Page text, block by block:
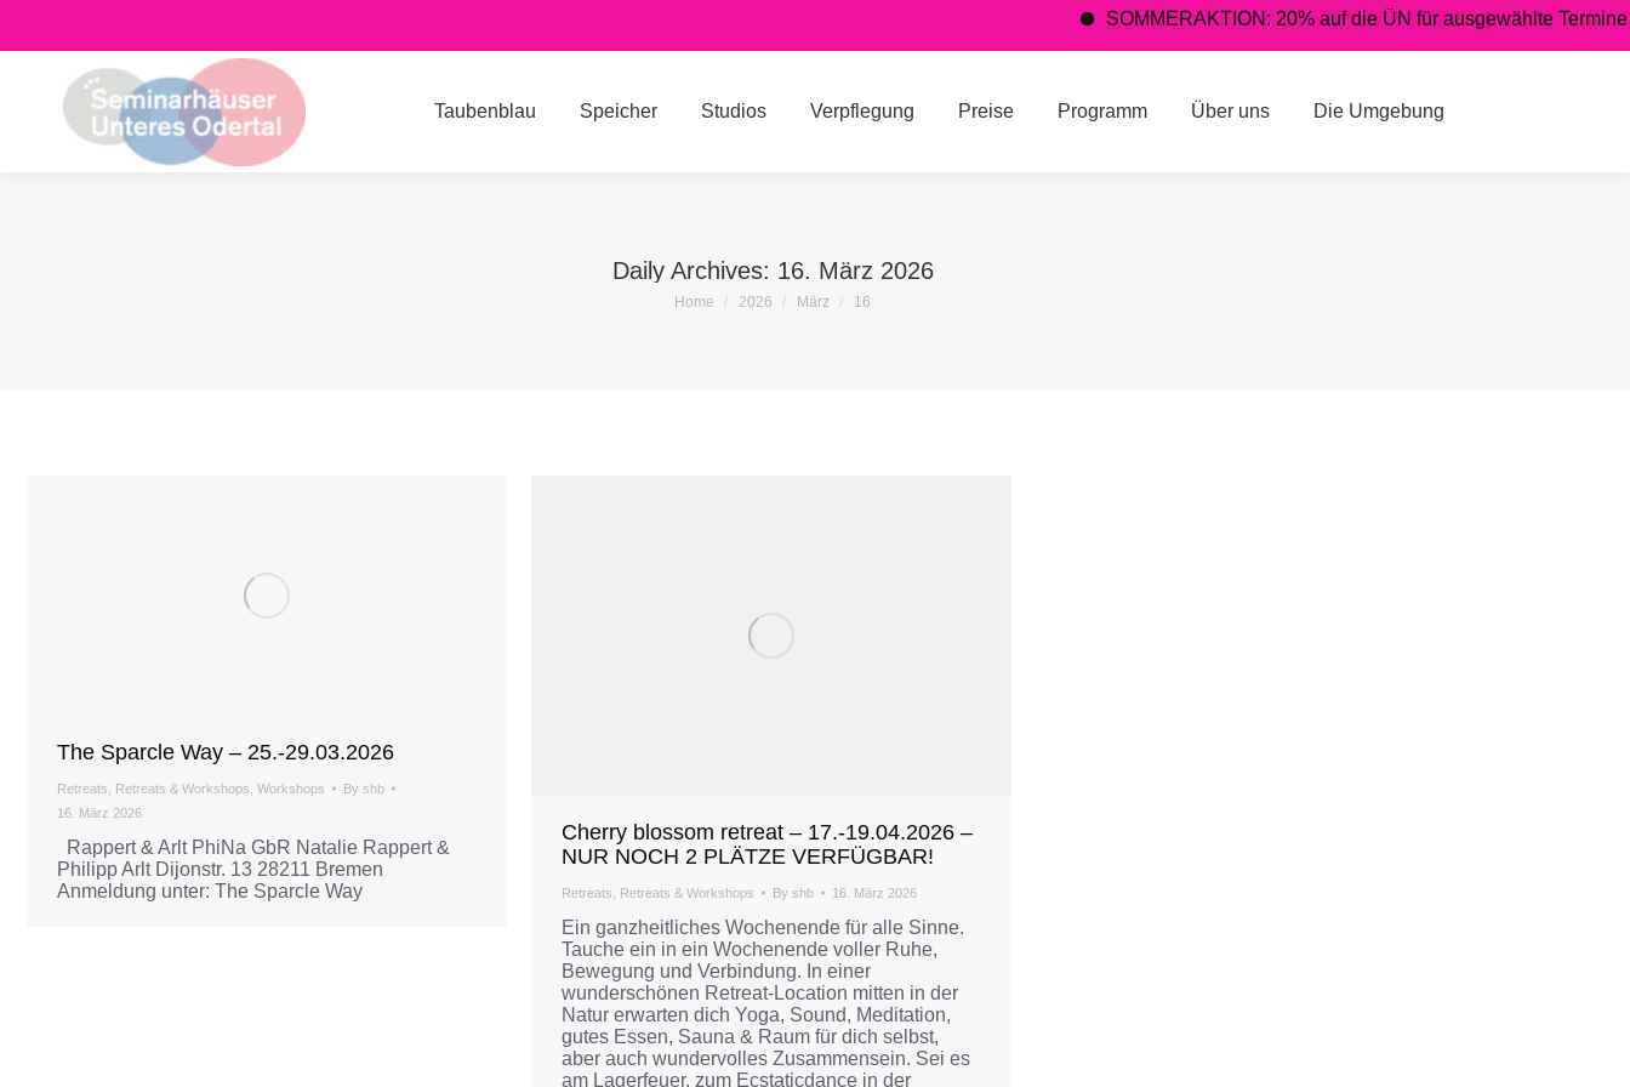
SOMMERAKTION: 20% auf die ÜN für ausgewählte Termine
Taubenblau Speicher Studios Verpflegung Preise Programm Über uns Die Umgebung
Daily Archives: 16. März 2026
You are here:
Home 2026 März 16
The Sparcle Way – 25.-29.03.2026
Retreats Retreats & Workshops Workshops By shb
16. März 2026
Rappert & Arlt PhiNa GbR Natalie Rappert &
Philipp Arlt Dijonstr. 13 28211 Bremen
Anmeldung unter: The Sparcle Way
Cherry blossom retreat – 17.-19.04.2026 –
NUR NOCH 2 PLÄTZE VERFÜGBAR!
Retreats Retreats & Workshops By shb 16. März 2026
Ein ganzheitliches Wochenende für alle Sinne.
Tauche ein in ein Wochenende voller Ruhe,
Bewegung und Verbindung. In einer
wunderschönen Retreat-Location mitten in der
Natur erwarten dich Yoga, Sound, Meditation,
gutes Essen, Sauna & Raum für dich selbst,
aber auch wundervolles Zusammensein. Sei es
am Lagerfeuer, zum Ecstaticdance in der